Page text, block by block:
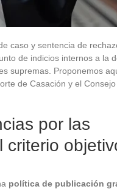
caso y sentencia de
de indicios internos a la
supremas. Proponemos
de Casación y el
por las
criterio
política de publicación